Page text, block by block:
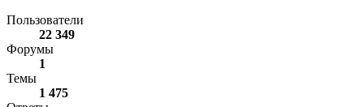
Пользователи
22 349
Форумы
1
Темы
1 475